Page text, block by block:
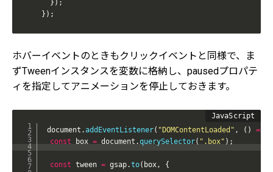
} ) ;
} ) ;
ホバーイベントのときもクリックイベントと同様で、ま
ずTweenインスタンスを変数に格納し、pausedプロパテ
ィを指定してアニメーションを停止しておきます。
document .addEventListener( "DOMContentLoaded" , ( ) =>
const box = document .querySelector( ".box" ) ;
const tween = gsap.to( box,
{